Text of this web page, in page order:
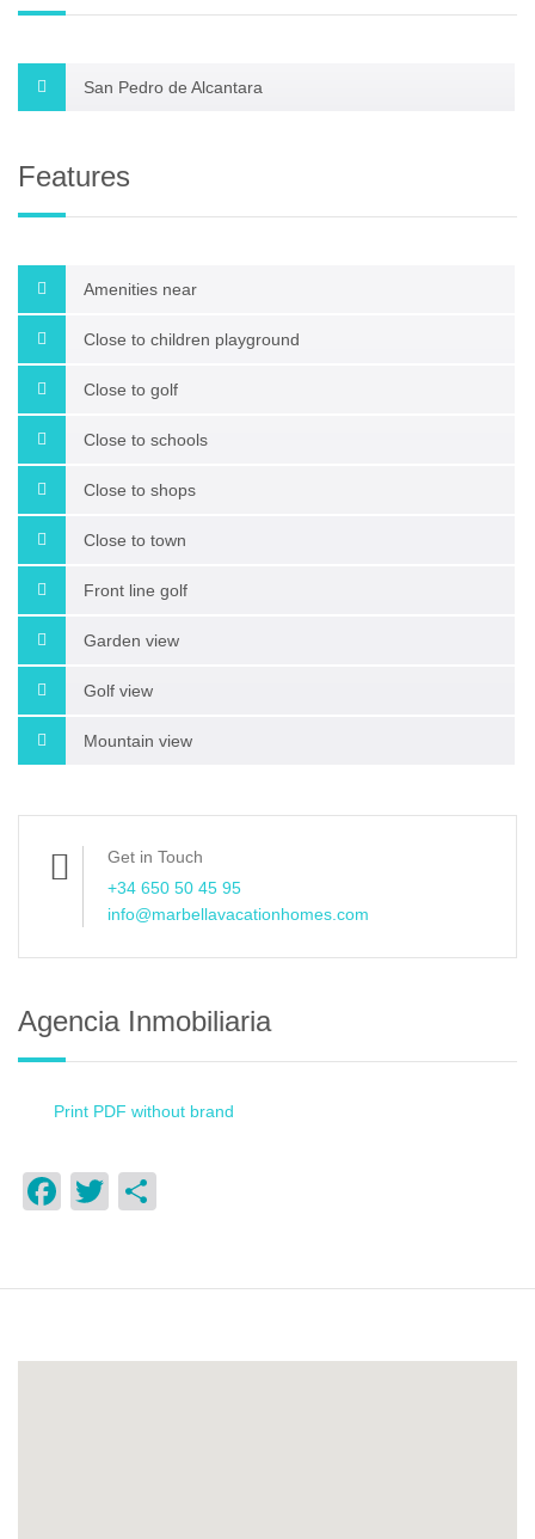
San Pedro de Alcantara
Features
Amenities near
Close to children playground
Close to golf
Close to schools
Close to shops
Close to town
Front line golf
Garden view
Golf view
Mountain view
Get in Touch
+34 650 50 45 95
info@marbellavacationhomes.com
Agencia Inmobiliaria
Print PDF without brand
Facebook
Twitter